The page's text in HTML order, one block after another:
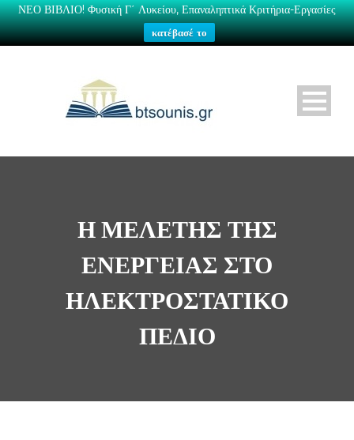
ΝΕΟ ΒΙΒΛΙΟ! Φυσική Γ΄ Λυκείου, Επαναληπτικά Κριτήρια-Εργασίες
κατέβασέ το
Η ΜΕΛΈΤΗΣ ΤΗΣ
ΕΝΈΡΓΕΙΑΣ ΣΤΟ
ΗΛΕΚΤΡΟΣΤΑΤΙΚΌ
ΠΕΔΊΟ